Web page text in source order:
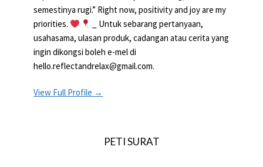
semestinya rugi.” Right now, positivity and joy are my
priorities.
_ Untuk sebarang pertanyaan,
usahasama, ulasan produk, cadangan atau cerita yang
ingin dikongsi boleh e-mel di
hello.reflectandrelax@gmail.com.
View Full Profile →
PETI SURAT